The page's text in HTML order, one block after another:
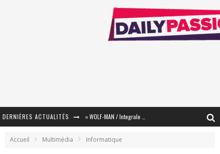
DERNIÈRES ACTUALITÉS
Accueil Multimédia Informatique